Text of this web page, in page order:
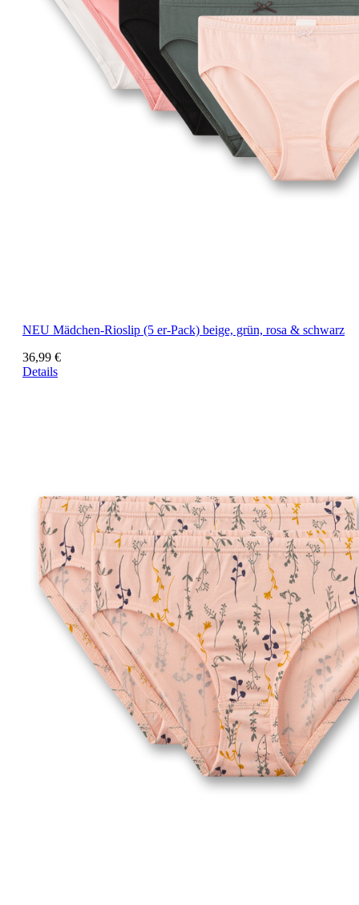
NEU Mädchen-Rioslip (5 er-Pack) beige, grün, rosa & schwarz
36,99 €
Details